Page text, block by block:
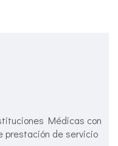
Médicas con
prestación de servicio